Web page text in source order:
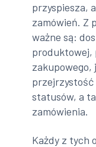
przyspiesza,
zamówień. Z
ważne są:
produktowej,
zakupowego,
statusów, a
zamówienia.
Każdy z tych